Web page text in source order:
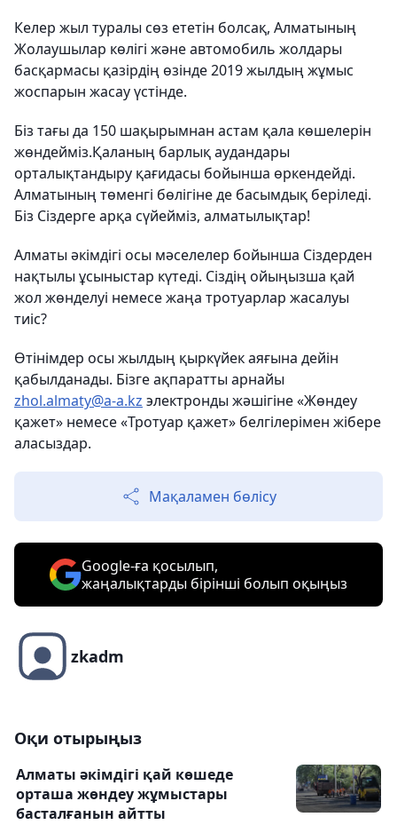
Келер жыл туралы сөз ететін болсақ, Алматының
Жолаушылар көлігі және автомобиль жолдары
басқармасы қазірдің өзінде 2019 жылдың жұмыс
жоспарын жасау үстінде.
Біз тағы да 150 шақырымнан астам қала көшелерін
жөндейміз.Қаланың барлық аудандары
орталықтандыру қағидасы бойынша өркендейді.
Алматының төменгі бөлігіне де басымдық беріледі.
Біз Сіздерге арқа сүйейміз, алматылықтар!
Алматы әкімдігі осы мәселелер бойынша Сіздерден
нақтылы ұсыныстар күтеді. Сіздің ойыңызша қай
жол жөнделуі немесе жаңа тротуарлар жасалуы
тиіс?
Өтінімдер осы жылдың қыркүйек аяғына дейін
қабылданады. Бізге ақпаратты арнайы
zhol.almaty@a-a.kz электронды жәшігіне «Жөндеу
қажет» немесе «Тротуар қажет» белгілерімен жібере
аласыздар.
Мақаламен бөлісу
Google-ға қосылып,
жаңалықтарды бірінші болып оқыңыз
zkadm
Оқи отырыңыз
Алматы әкімдігі қай көшеде
орташа жөндеу жұмыстары
басталғанын айтты